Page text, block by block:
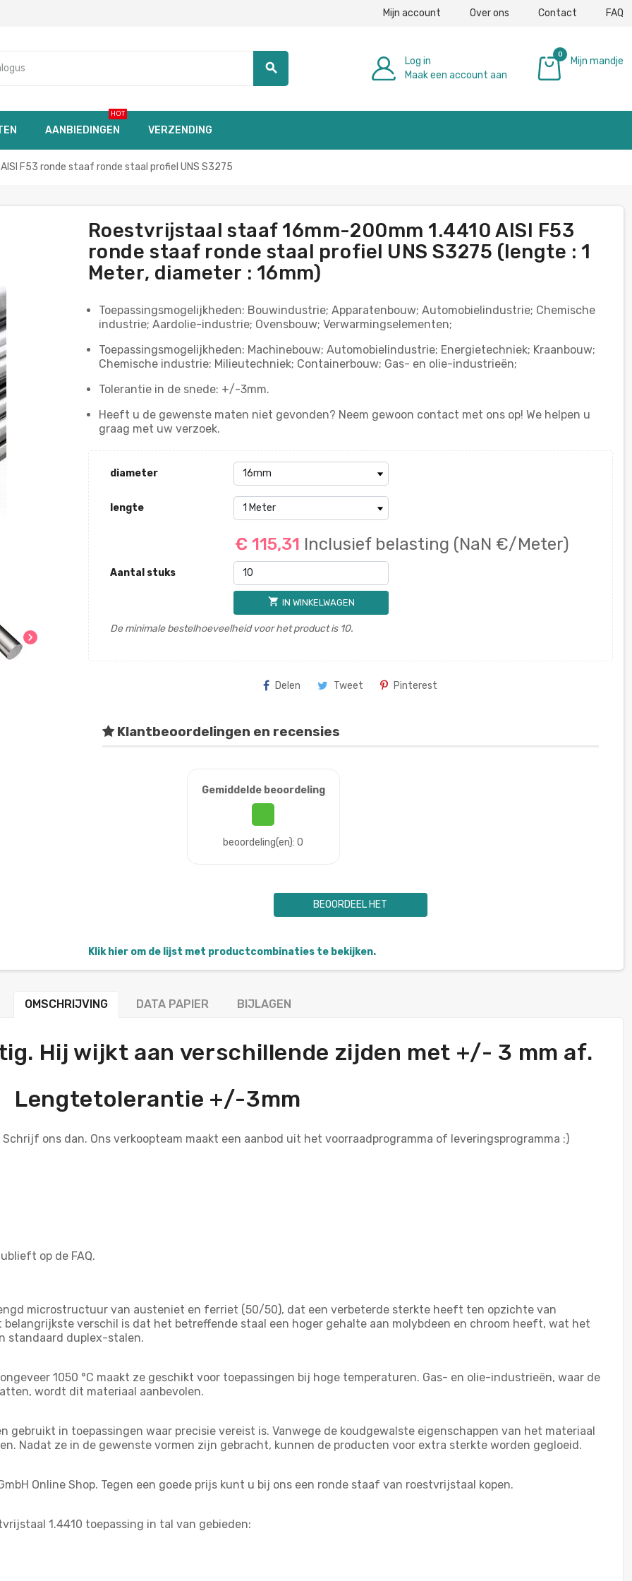
Mijn account Over ons Contact FAQ
search
Log in
Maak een account aan
0
Mijn mandje
AANBIEDINGEN
HOT
VERZENDING
F53 ronde staaf ronde staal profiel UNS S3275
chevron_right
Roestvrijstaal staaf 16mm-200mm 1.4410 AISI F53
ronde staaf ronde staal profiel UNS S3275 (lengte : 1
Meter, diameter : 16mm)
Toepassingsmogelijkheden: Bouwindustrie; Apparatenbouw; Automobielindustrie; Chemische
industrie; Aardolie-industrie; Ovensbouw; Verwarmingselementen;
Toepassingsmogelijkheden: Machinebouw; Automobielindustrie; Energietechniek; Kraanbouw;
Chemische industrie; Milieutechniek; Containerbouw; Gas- en olie-industrieën;
Tolerantie in de snede: +/-3mm.
Heeft u de gewenste maten niet gevonden? Neem gewoon contact met ons op! We helpen u
graag met uw verzoek.
diameter
lengte
€ 115,31 Inclusief belasting (NaN €/Meter)
Aantal stuks
shopping_cart IN WINKELWAGEN
De minimale bestelhoeveelheid voor het product is 10.
Delen Tweet Pinterest
Klantbeoordelingen en recensies
Gemiddelde beoordeling
beoordeling(en): 0
BEOORDEEL HET
Klik hier om de lijst met productcombinaties te bekijken.
OMSCHRIJVING DATA PAPIER BIJLAGEN
Hij wijkt aan verschillende zijden met +/- 3 mm af.
Lengtetolerantie +/-3mm
ons dan. Ons verkoopteam maakt een aanbod uit het voorraadprogramma of leveringsprogramma :)
op de FAQ.
microstructuur van austeniet en ferriet (50/50), dat een verbeterde sterkte heeft ten opzichte van
verschil is dat het betreffende staal een hoger gehalte aan molybdeen en chroom heeft, wat het
standaard duplex-stalen.
1050 °C maakt ze geschikt voor toepassingen bij hoge temperaturen. Gas- en olie-industrieën, waar de
wordt dit materiaal aanbevolen.
gebruikt in toepassingen waar precisie vereist is. Vanwege de koudgewalste eigenschappen van het materiaal
Nadat ze in de gewenste vormen zijn gebracht, kunnen de producten voor extra sterkte worden gegloeid.
Online Shop. Tegen een goede prijs kunt u bij ons een ronde staaf van roestvrijstaal kopen.
1.4410 toepassing in tal van gebieden: